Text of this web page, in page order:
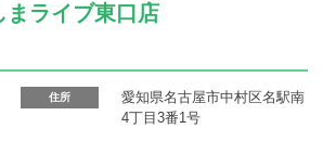
グ
まライブ東口店
住所
愛知県名古屋市中村区名駅南
4丁目3番1号